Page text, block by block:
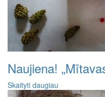
Naujiena!
Skaityti daugiau